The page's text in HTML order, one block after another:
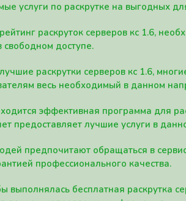
услуги по раскрутке на выгодных
раскруток серверов кс 1.6,
свободном доступе.
раскрутки серверов кс 1.6,
весь необходимый в данном
эффективная программа для
предоставляет лучшие услуги в
предпочитают обращаться в
профессионального качества.
выполнялась бесплатная раскрутка